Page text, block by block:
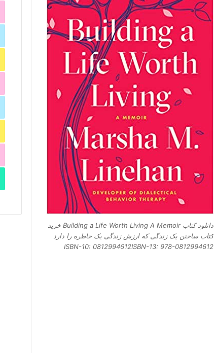
دانلود کتاب Building a Life Worth Living A Memoir خرید
کتاب ساختن یک زندگی که ارزش زندگی یک خاطره را دارد
ISBN-10: 0812994612ISBN-13: 978-0812994612